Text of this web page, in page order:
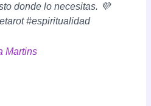
donde lo necesitas. 💜
#espiritualidad
Martins